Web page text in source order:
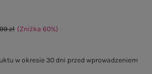
zł (Zniżka 60%)
w okresie 30 dni przed wprowadzeniem